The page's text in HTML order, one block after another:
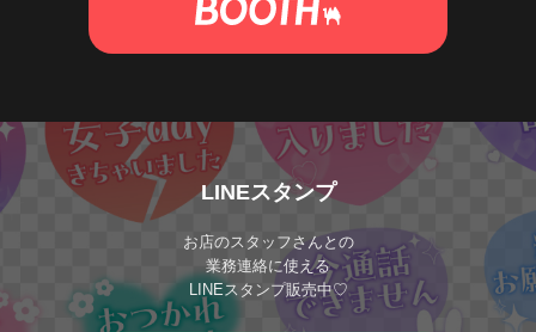
LINEスタンプ
お店のスタッフさんとの
業務連絡に使える
LINEスタンプ販売中♡